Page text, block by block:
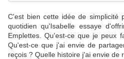
C'est bien cette idée de simplicité
quotidien qu'Isabelle essaye
Emplettes. Qu'est-ce que je peux
Qu'est-ce que j'ai envie de
reçois ? Quelle histoire j'ai envie de